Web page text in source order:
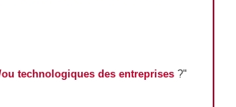
technologiques des entreprises ?"